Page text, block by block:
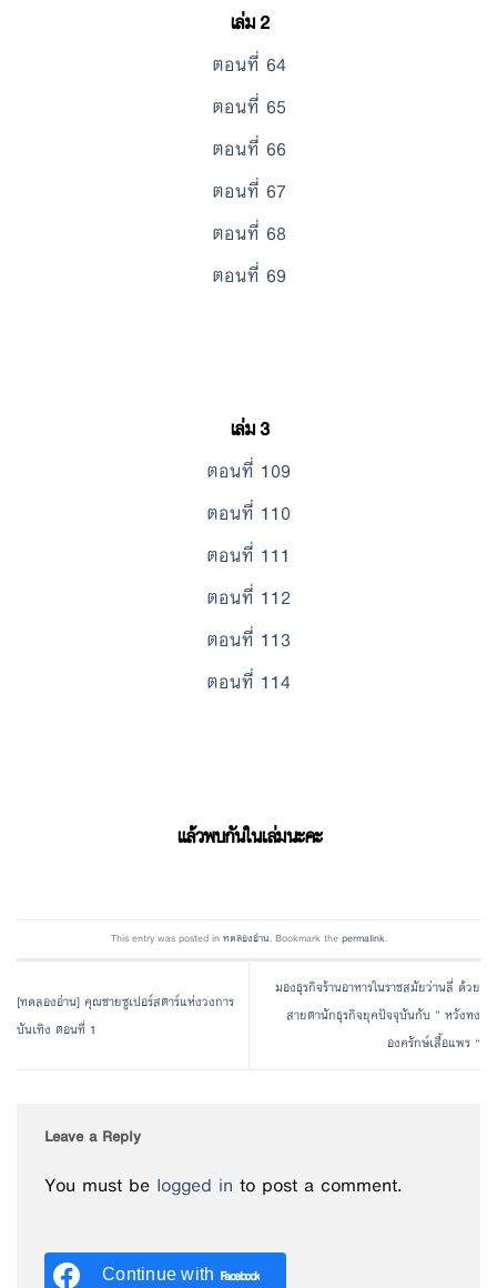
เล่ม 2
ตอนที่ 64
ตอนที่ 65
ตอนที่ 66
ตอนที่ 67
ตอนที่ 68
ตอนที่ 69
เล่ม 3
ตอนที่ 109
ตอนที่ 110
ตอนที่ 111
ตอนที่ 112
ตอนที่ 113
ตอนที่ 114
แล้วพบกันในเล่มนะคะ
This entry was posted inทดลองอ่าน. Bookmark thepermalink.
[ทดลองอ่าน] คุณชายซูเปอร์สตาร์แห่งวงการ
บันเทิง ตอนที่ 1
มองธุรกิจร้านอาหารในราชสมัยว่านลี่ ด้วย
สายตานักธุรกิจยุคปัจจุบันกับ ” หวังทง
องครักษ์เสื้อแพร “
Leave a Reply
You must be logged in to post a comment.
Continue with Facebook